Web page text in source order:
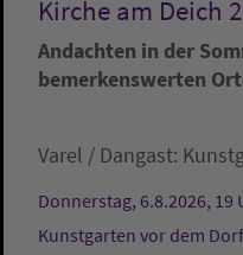
Kirche am Deich
Andachten in der
bemerkenswerten
Varel / Dangast:
Donnerstag, 6.8.2026, 19
Kunstgarten vor dem